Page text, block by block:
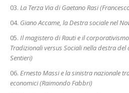
La Terza Via di Gaetano Rasi
Giano Accame, la Destra sociale nel
Il magistero di Rauti e il
Tradizionali versus Sociali nella destra
Sentieri)
Ernesto Massi e la sinistra nazionale
economici (Raimondo Fabbri)